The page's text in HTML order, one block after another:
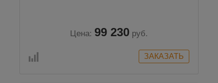
Цена: 99 230 руб.